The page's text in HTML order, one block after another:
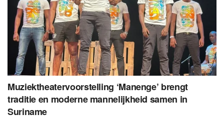
Muziektheatervoorstelling ‘Manenge’ brengt
traditie en moderne mannelijkheid samen in
Suriname